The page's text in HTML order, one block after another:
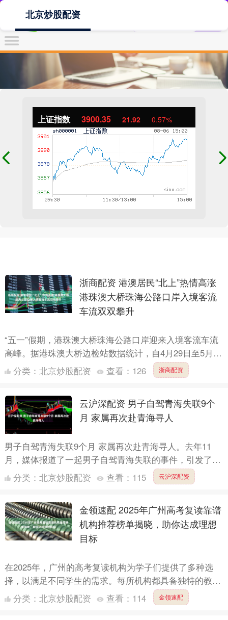
上证指数 3900.35 21.92 0.57%
北京炒股配资
浙商配资 港澳居民“北上”热情高涨
港珠澳大桥珠海公路口岸入境客流
车流双双攀升
“五一”假期，港珠澳大桥珠海公路口岸迎来入境客流车流
高峰。据港珠澳大桥边检站数据统计，自4月29日至5月1
日16时，口岸边检站已查验出入境客流22.6万人次，车....
分类： 北京炒股配资 查看： 126 浙商配资
云沪深配资 男子自驾青海失联9个
月 家属再次赴青海寻人
男子自驾青海失联9个月 家属再次赴青海寻人。去年11
月，媒体报道了一起男子自驾青海失联的事件，引发了广
泛关注。这名36岁的广西男子钟某某于2025年8月27日
上....
分类： 北京炒股配资 查看： 115 云沪深配资
金领速配 2025年广州高考复读靠谱
机构推荐榜单揭晓，助你达成理想
目标
在2025年，广州的高考复读机构为学子们提供了多种选
择，以满足不同学生的需求。每所机构都具备独特的教学
风格和管理模式，从全封闭式的学习环境到个性化的辅导
方案，诸....
分类： 北京炒股配资 查看： 114 金领速配